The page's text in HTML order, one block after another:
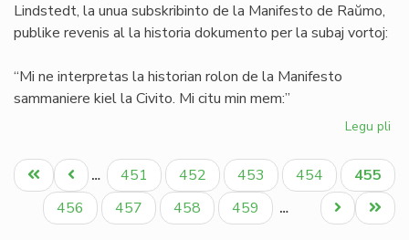
Lindstedt, la unua subskribinto de la Manifesto de Raŭmo,
publike revenis al la historia dokumento per la subaj vortoj:
“Mi ne interpretas la historian rolon de la Manifesto
sammaniere kiel la Civito. Mi citu min mem:”
Legu pli
en
la
Pagination
Unua
paĝo
Antaŭa
paĝo
… Paĝo
451 Paĝo
452 Paĝo
453 Paĝo
454
Aktuala
paĝo
455
Paĝo
456 Paĝo
457 Paĝo
458 Paĝo
459 …
Last
page
Next
page